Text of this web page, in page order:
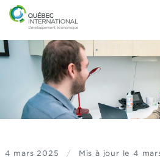
4 mars 2025 / Mis à jour le 4